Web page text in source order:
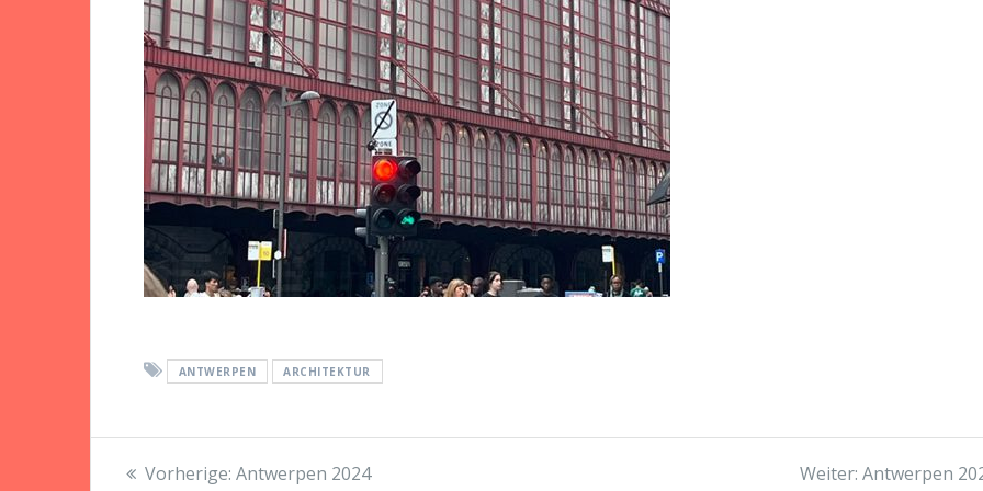
ANTWERPEN ARCHITEKTUR
Beitragsnavigation
Vorherige: Vorheriger
Antwerpen 2024 Weiter: Nächster
Antwerpen